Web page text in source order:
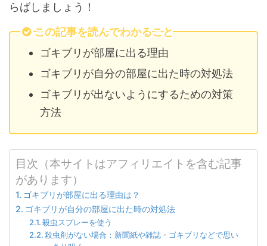
らばしましょう！
この記事を読んでわかること
ゴキブリが部屋に出る理由
ゴキブリが自分の部屋に出た時の対処法
ゴキブリが出ないようにするための対策
方法
目次（本サイトはアフィリエイトを含む記事
があります）
ゴキブリが部屋に出る理由は？
ゴキブリが自分の部屋に出た時の対処法
殺虫スプレーを使う
殺虫剤がない場合：新聞紙や雑誌・ゴキブリなどで思い